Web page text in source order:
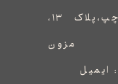
روتانو،همکف راه رو سمت چپ،پلاک ۱۳،